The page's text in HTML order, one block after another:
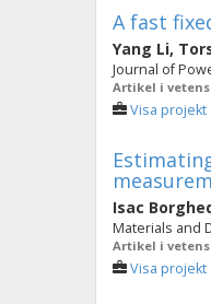
A fast
Yang Li,
Journal of
Artikel i
Visa projekt
Isac
Materials and
Artikel i
Visa projekt